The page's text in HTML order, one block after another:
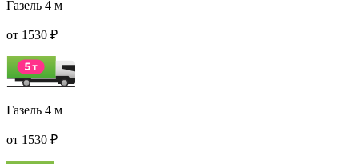
Газель 4 м
от 1530 ₽
Газель 4 м
от 1530 ₽